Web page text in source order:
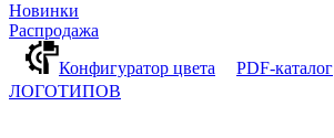
Новинки
Распродажа
Конфигуратор цвета
PDF-каталог
ЛОГОТИПОВ